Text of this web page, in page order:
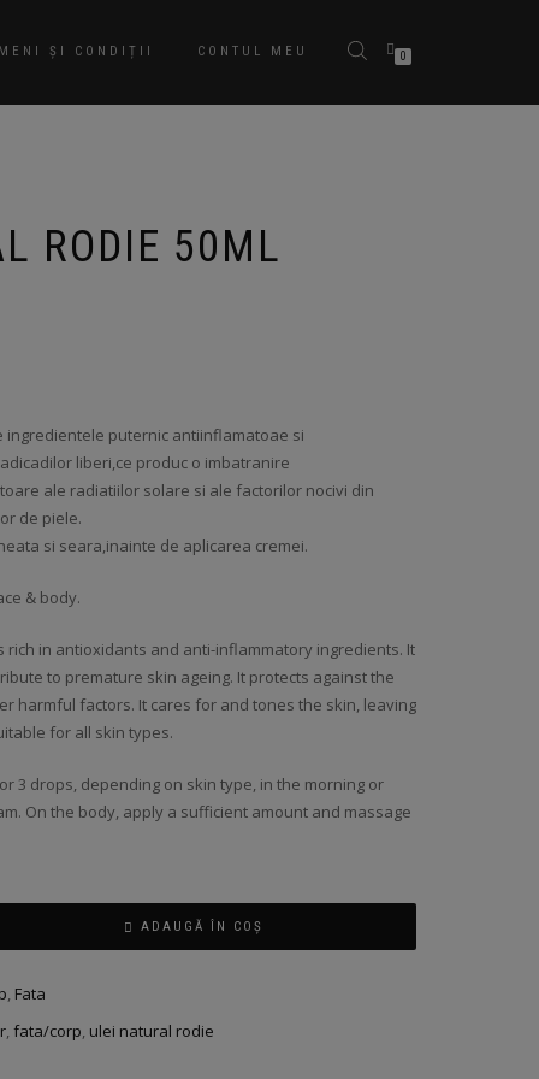
ȘI CONDIȚII CONTUL MEU 0
RODIE 50ML
ingredientele puternic antiinflamatoae si
liberi,ce produc o imbatranire
ale radiatiilor solare si ale factorilor nocivi din
de piele.
si seara,inainte de aplicarea cremei.
& body.
rich in antioxidants and anti-inflammatory ingredients. It
to premature skin ageing. It protects against the
harmful factors. It cares for and tones the skin, leaving
for all skin types.
3 drops, depending on skin type, in the morning or
On the body, apply a sufficient amount and massage
ADAUGĂ ÎN COȘ
, Fata
, fata/corp, ulei natural rodie